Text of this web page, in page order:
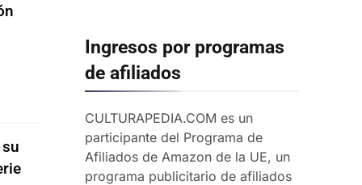
Ingresos por programas
de afiliados
CULTURAPEDIA.COM es un
participante del Programa de
Afiliados de Amazon de la UE, un
programa publicitario de afiliados